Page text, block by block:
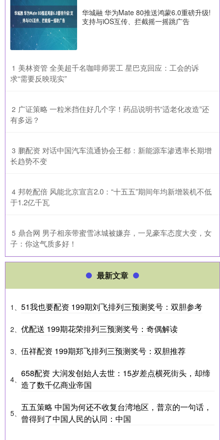
华城融 华为Mate 80推送鸿蒙6.0重磅升级!
支持与iOS互传、拦截摇一摇跳广告
1 ​美林资管 全美超千名咖啡师罢工 星巴克回应：工会的诉
求“需要反映现实”
2 ​广证策略 一粒米挡住好几个字！药品说明书“适老化改造”还
有多远？
3 ​鹏配资 对话中国汽车流通协会王都：新能源车渗透率长期增
长趋势不变
4 ​邦乾配倍 风能北京宣言2.0：“十五五”期间年均新增装机不低
于1.2亿千瓦
5 ​鼎合网 男子相亲带蜜雪冰城被嫌弃，一见豪车态度大变，女
子：你这气质多好！
最新文章
1、 51我也要配资 199期刘飞排列三预测奖号：双胆参考
2、 优配送 199期花荣排列三预测奖号：奇偶解读
3、 伍祥配资 199期郑飞排列三预测奖号：双胆推荐
4、
658配资 大润发创始人去世：15岁差点横死街头，却缔
造了数千亿商业帝国
5、
五五策略 中国为何还不收复台湾地区，普京的一句话，
曾得到了中国人民的认同：中国